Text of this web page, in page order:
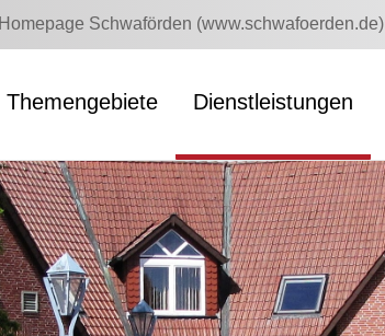
Homepage Schwaförden (www.schwafoerden.de)
Themengebiete Dienstleistungen